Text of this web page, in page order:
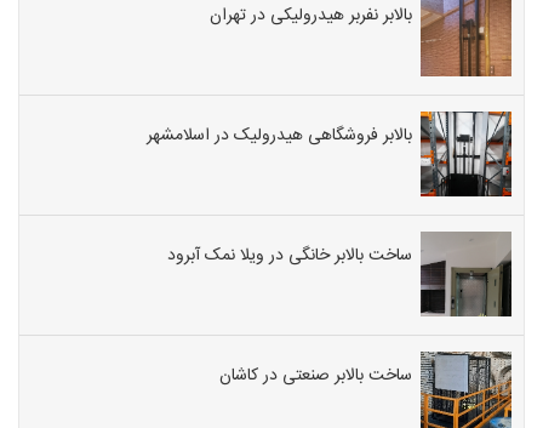
بالابر نفربر هیدرولیکی در تهران
بالابر فروشگاهی هیدرولیک در اسلامشهر
ساخت بالابر خانگی در ویلا نمک آبرود
ساخت بالابر صنعتی در کاشان